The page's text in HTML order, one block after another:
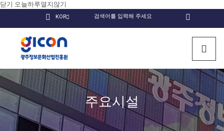
닫기 오늘하루열지않기
정
보
문
회원
스
타
그
램
튜
브
이
스
북
KOR국
이
검
열
기
주요시설